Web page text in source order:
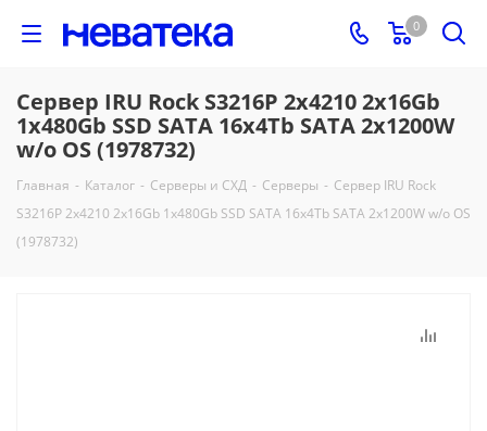
0
Сервер IRU Rock S3216P 2x4210 2x16Gb
1x480Gb SSD SATA 16x4Tb SATA 2x1200W
w/o OS (1978732)
Главная - Каталог - Серверы и СХД - Серверы - Сервер IRU Rock
S3216P 2x4210 2x16Gb 1x480Gb SSD SATA 16x4Tb SATA 2x1200W w/o OS
(1978732)